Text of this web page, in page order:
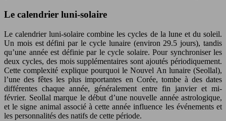
Le calendrier luni-solaire
Le calendrier luni-solaire combine les cycles de la lune et du soleil.
Un mois est défini par le cycle lunaire (environ 29.5 jours), tandis
qu’une année est définie par le cycle solaire. Pour synchroniser les
deux cycles, des mois supplémentaires sont ajoutés périodiquement.
Cette complexité explique pourquoi le Nouvel An lunaire (Seollal),
l’une des fêtes les plus importantes en Corée, tombe à des dates
différentes chaque année, généralement entre fin janvier et mi-
février. Seollal marque le début d’une nouvelle année astrologique,
et le signe animal associé à cette année influence les événements et
les personnalités des natifs de cette période.